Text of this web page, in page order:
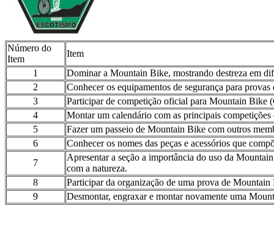
Número do
Item
Item
1
Dominar a Mountain Bike, mostrando destreza em
2
Conhecer os equipamentos de segurança para
3
Participar de competição oficial para Mountain
4
Montar um calendário com as principais
5
Fazer um passeio de Mountain Bike com outros
6
Conhecer os nomes das peças e acessórios que
7
Apresentar a seção a importância do uso da
com a natureza.
8
Participar da organização de uma prova de
9
Desmontar, engraxar e montar novamente uma